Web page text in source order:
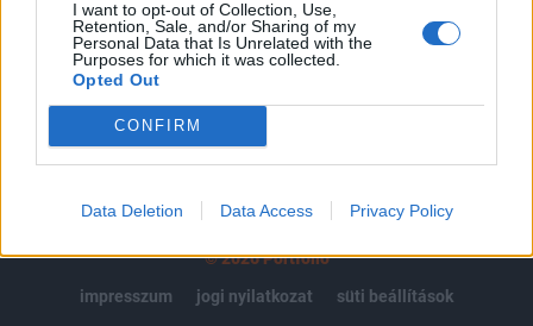
I want to opt-out of Collection, Use,
Retention, Sale, and/or Sharing of my
Personal Data that Is Unrelated with the
Purposes for which it was collected.
Opted Out
CONFIRM
Data Deletion Data Access Privacy Policy
MÁR ELŐFIZETŐNK VAGY? BEJELENTKEZÉS
© 2026 Portfolio
impresszum
jogi nyilatkozat
süti beállítások